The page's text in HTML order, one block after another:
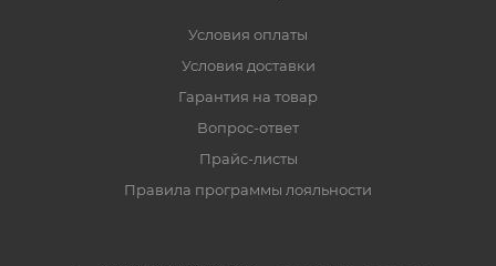
Условия оплаты
Условия доставки
Гарантия на товар
Вопрос-ответ
Прайс-листы
Правила программы лояльности